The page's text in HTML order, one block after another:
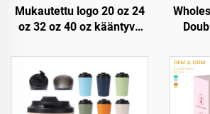
Mukautettu logo 20 oz 24
oz 32 oz 40 oz kääntyvä
kannettava matkamuki
ruostumattomasta
teräksestä, tyhjiöeristetty
muki